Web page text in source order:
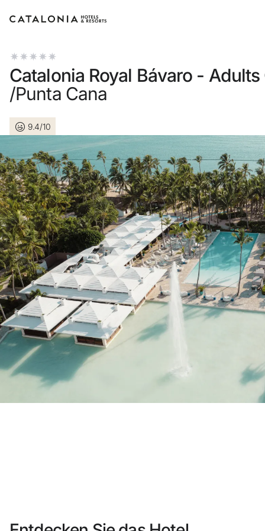
LOGIN
Passwort vergessen?
oder verwenden Sie eine der
Mit Google anmelden
Sitzung nur mit E-Mail-Adresse
Sie haben sich noch nicht registriert ?
Konto anlegen
Genießen Sie die Vorteile als Mitglied bei
Bester Preis garantiert
Catalonia Royal Bávaro - Adults
/Punta Cana
9.4/10